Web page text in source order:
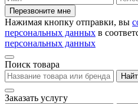
Перезвоните мне
Нажимая кнопку отправки, вы
персональных данных в
персональных данных
Поиск товара
Заказать услугу